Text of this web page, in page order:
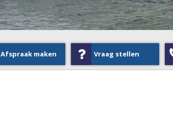
Afspraak maken Vraag stellen